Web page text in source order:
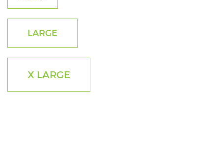
LARGE
X LARGE